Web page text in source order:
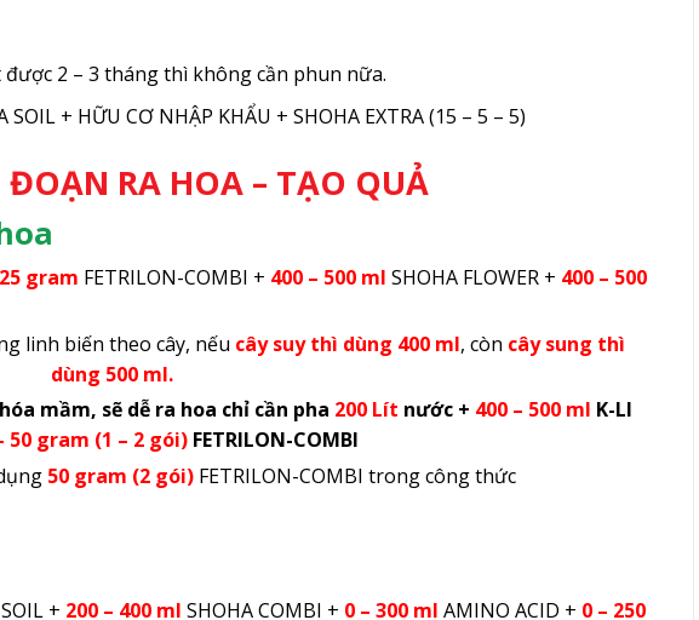
2 – 3 tháng thì không cần phun nữa.
+ HỮU CƠ NHẬP KHẨU + SHOHA EXTRA (15 – 5 – 5)
RA HOA – TẠO QUẢ
gram FETRILON-COMBI + 400 – 500 ml SHOHA FLOWER + 400 – 500
linh biến theo cây, nếu cây suy thì dùng 400 ml, còn cây sung thì
dùng 500 ml.
mầm, sẽ dễ ra hoa chỉ cần pha 200 Lít nước + 400 – 500 ml K-LI
50 gram (1 – 2 gói) FETRILON-COMBI
50 gram (2 gói)FETRILON-COMBI trong công thức
+ 200 – 400 ml SHOHA COMBI + 0 – 300 ml AMINO ACID + 0 – 250